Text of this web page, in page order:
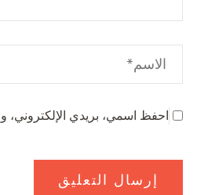
احفظ اسمي، بريدي الإلكتروني،